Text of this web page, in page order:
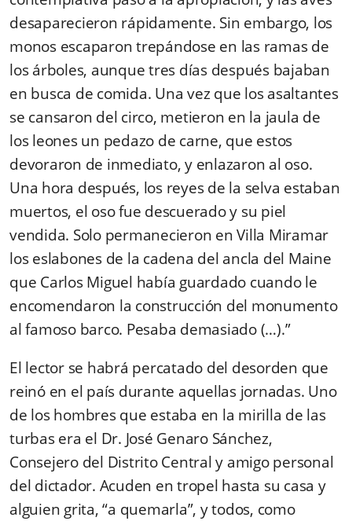
desaparecieron rápidamente. Sin embargo, los
monos escaparon trepándose en las ramas de
los árboles, aunque tres días después bajaban
en busca de comida. Una vez que los asaltantes
se cansaron del circo, metieron en la jaula de
los leones un pedazo de carne, que estos
devoraron de inmediato, y enlazaron al oso.
Una hora después, los reyes de la selva estaban
muertos, el oso fue descuerado y su piel
vendida. Solo permanecieron en Villa Miramar
los eslabones de la cadena del ancla del Maine
que Carlos Miguel había guardado cuando le
encomendaron la construcción del monumento
al famoso barco. Pesaba demasiado (…).”
El lector se habrá percatado del desorden que
reinó en el país durante aquellas jornadas. Uno
de los hombres que estaba en la mirilla de las
turbas era el Dr. José Genaro Sánchez,
Consejero del Distrito Central y amigo personal
del dictador. Acuden en tropel hasta su casa y
alguien grita, “a quemarla”, y todos, como